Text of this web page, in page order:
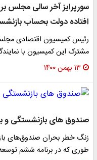
سورپرایز آخر سالی مجلس
افتاده دولت بحساب
رئیس کمیسیون اقتصادی
مشترک این کمیسیون با
۱۳ بهمن ۱۴۰۰
صندوق های بازنشستگی و
زنگ خطر بحران صندوق‌های
طوری که در برنامه ششم